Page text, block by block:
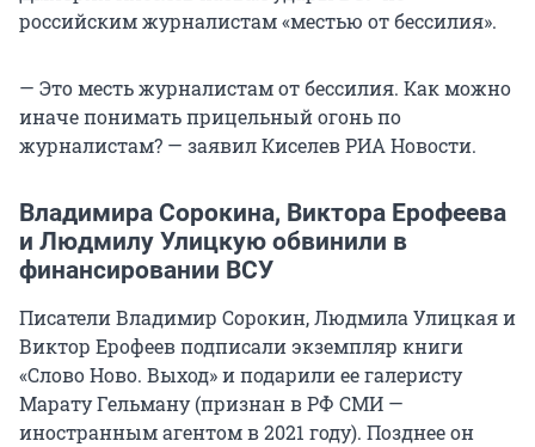
российским журналистам «местью от бессилия».
— Это месть журналистам от бессилия. Как можно
иначе понимать прицельный огонь по
журналистам? — заявил Киселев РИА Новости.
Владимира Сорокина, Виктора Ерофеева
и Людмилу Улицкую обвинили в
финансировании ВСУ
Писатели Владимир Сорокин, Людмила Улицкая и
Виктор Ерофеев подписали экземпляр книги
«Слово Ново. Выход» и подарили ее галеристу
Марату Гельману (признан в РФ СМИ —
иностранным агентом в 2021 году). Позднее он